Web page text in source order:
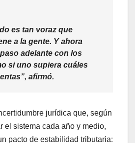
es tan voraz que
a la gente. Y ahora
adelante con los
si uno supiera cuáles
afirmó.
jurídica que, según
el sistema cada año y medio,
pacto de estabilidad tributaria: